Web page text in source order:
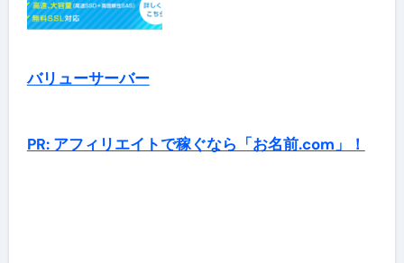
バリューサーバー
PR: アフィリエイトで稼ぐなら「お名前.com」！